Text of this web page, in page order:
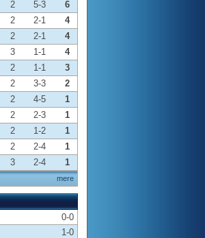
mere
2 5-3
6
2 2-1
4
2 2-1
4
3 1-1
4
2 1-1
3
2 3-3
2
2 4-5
1
2 2-3
1
2 1-2
1
2 2-4
1
3 2-4 1
0-0
1-0